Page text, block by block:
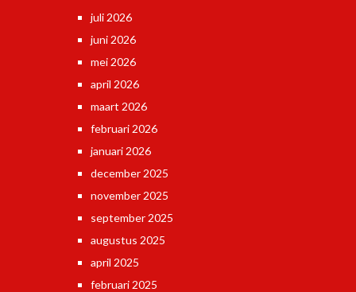
juli 2026
juni 2026
mei 2026
april 2026
maart 2026
februari 2026
januari 2026
december 2025
november 2025
september 2025
augustus 2025
april 2025
februari 2025